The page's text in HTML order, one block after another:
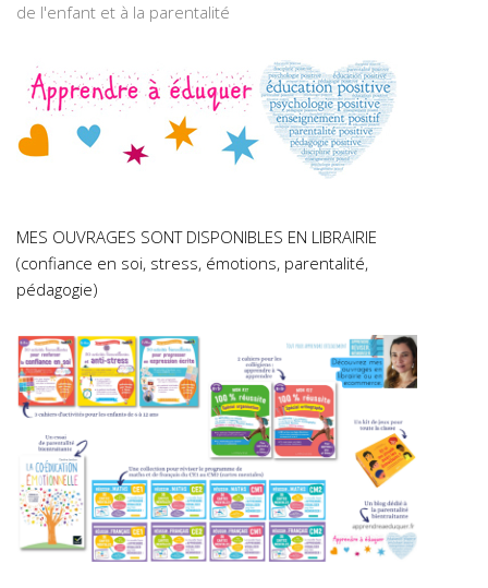
de l'enfant et à la parentalité
MES OUVRAGES SONT DISPONIBLES EN LIBRAIRIE
(confiance en soi, stress, émotions, parentalité,
pédagogie)